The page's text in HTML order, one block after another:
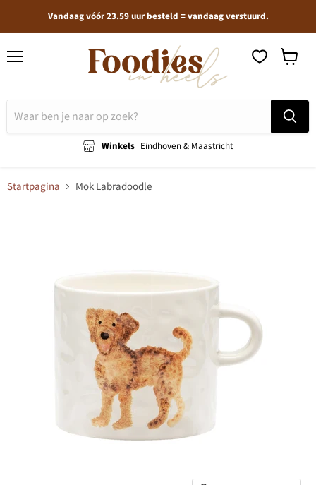
Vandaag vóór 23.59 uur besteld = vandaag verstuurd.
Winkels Eindhoven & Maastricht
Startpagina Mok Labradoodle